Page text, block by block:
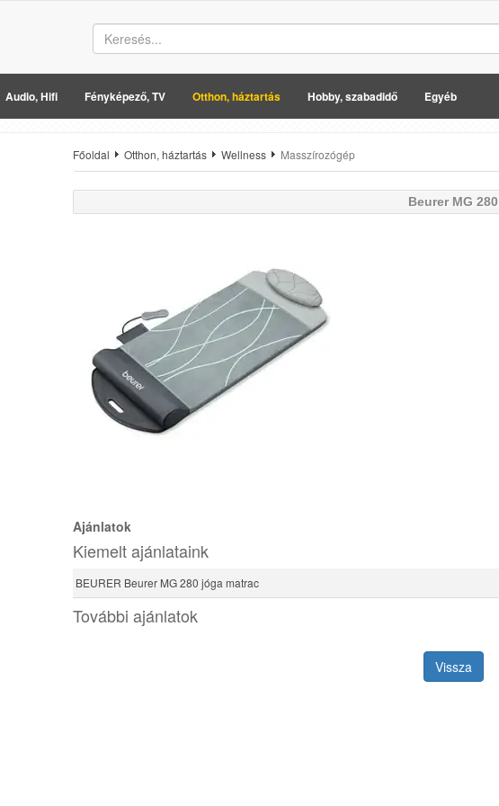
Audio, Hifi Fényképező, TV Otthon, háztartás Hobby, szabadidő Egyéb
Főoldal Otthon, háztartás Wellness Masszírozógép
Beurer MG 280
Ajánlatok
Kiemelt ajánlataink
BEURER Beurer MG 280 jóga matrac
További ajánlatok
Vissza